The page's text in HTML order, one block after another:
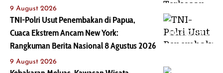
9 August 2026
NASIONAL
TNI-Polri Usut Penembakan di Papua,
Cuaca Ekstrem Ancam New York:
Rangkuman Berita Nasional 8 Agustus 2026
9 August 2026